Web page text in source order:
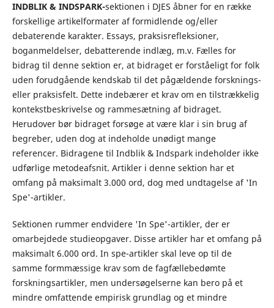
INDBLIK & INDSPARK-sektionen i DJES åbner for en række
forskellige artikelformater af formidlende og/eller
debaterende karakter. Essays, praksisrefleksioner,
boganmeldelser, debatterende indlæg, m.v. Fælles for
bidrag til denne sektion er, at bidraget er forståeligt for folk
uden forudgående kendskab til det pågældende forsknings-
eller praksisfelt. Dette indebærer et krav om en tilstrækkelig
kontekstbeskrivelse og rammesætning af bidraget.
Herudover bør bidraget forsøge at være klar i sin brug af
begreber, uden dog at indeholde unødigt mange
referencer. Bidragene til Indblik & Indspark indeholder ikke
udførlige metodeafsnit. Artikler i denne sektion har et
omfang på maksimalt 3.000 ord, dog med undtagelse af 'In
Spe'-artikler.
Sektionen rummer endvidere 'In Spe'-artikler, der er
omarbejdede studieopgaver. Disse artikler har et omfang på
maksimalt 6.000 ord. In spe-artikler skal leve op til de
samme formmæssige krav som de fagfællebedømte
forskningsartikler, men undersøgelserne kan bero på et
mindre omfattende empirisk grundlag og et mindre